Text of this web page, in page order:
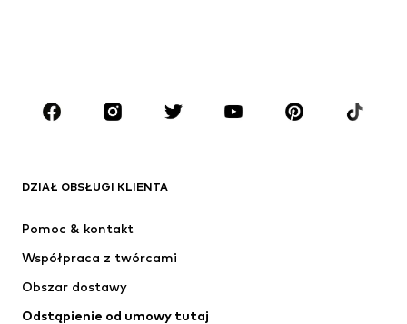
MARKI
Next
NAME IT
DZIAŁ OBSŁUGI KLIENTA
Pomoc & kontakt
Współpraca z twórcami
Obszar dostawy
Odstąpienie od umowy tutaj